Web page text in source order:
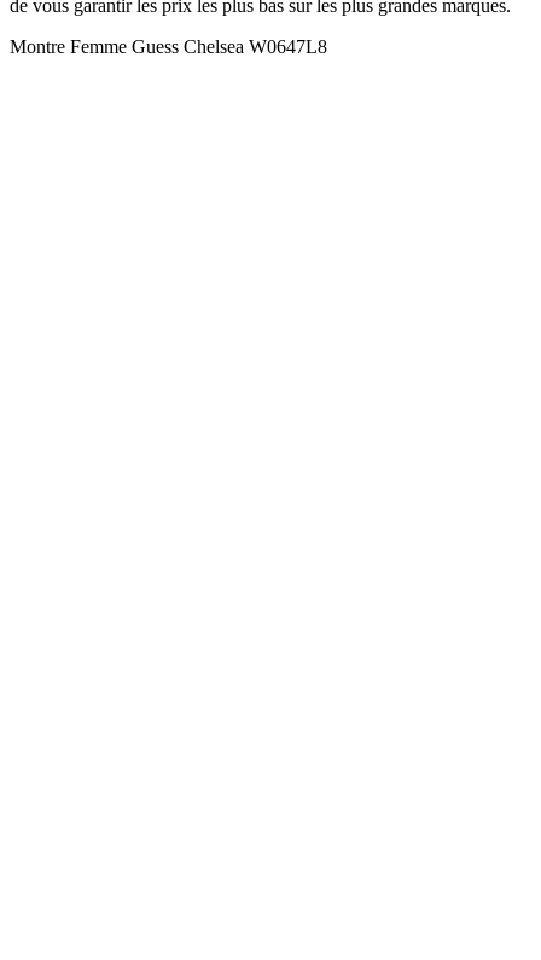
de vous garantir les prix les plus bas sur les plus grandes marques.
Montre Femme Guess Chelsea W0647L8